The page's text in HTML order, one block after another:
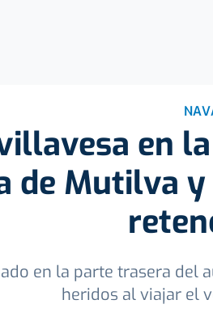
en
de Mutilva
en la parte trasera del
heridos al viajar el